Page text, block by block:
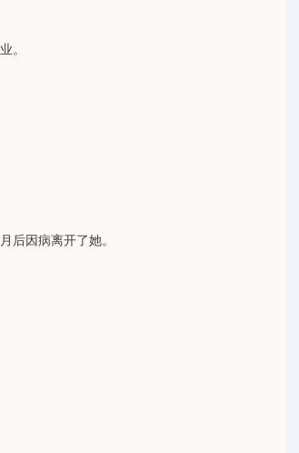
。
后因病离开了她。